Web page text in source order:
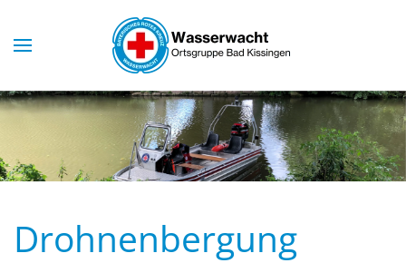
Skip to main content
Drohnenbergung